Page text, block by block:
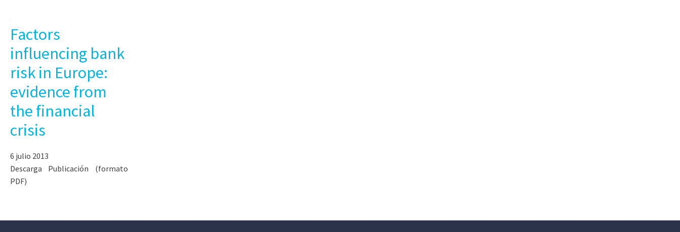
Factors
influencing bank
risk in Europe:
evidence from
the financial
crisis
6 julio 2013
Descarga Publicación (formato
PDF)